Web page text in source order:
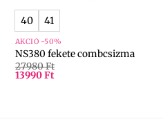
40 41
AKCIÓ -50%
NS380 fekete combcsizma
27980Ft
13990Ft